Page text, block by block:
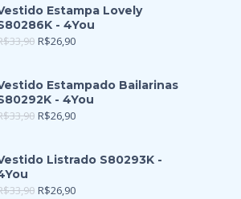
Estampa Lovely
- 4You
33,90 R$26,90
Estampado Bailarinas
- 4You
33,90 R$26,90
Listrado S80293K -
33,90 R$26,90